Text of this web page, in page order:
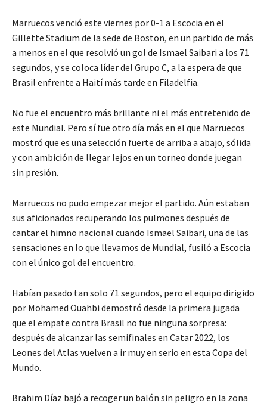
Marruecos venció este viernes por 0-1 a Escocia en el
Gillette Stadium de la sede de Boston, en un partido de más
a menos en el que resolvió un gol de Ismael Saibari a los 71
segundos, y se coloca líder del Grupo C, a la espera de que
Brasil enfrente a Haití más tarde en Filadelfia.
No fue el encuentro más brillante ni el más entretenido de
este Mundial. Pero sí fue otro día más en el que Marruecos
mostró que es una selección fuerte de arriba a abajo, sólida
y con ambición de llegar lejos en un torneo donde juegan
sin presión.
Marruecos no pudo empezar mejor el partido. Aún estaban
sus aficionados recuperando los pulmones después de
cantar el himno nacional cuando Ismael Saibari, una de las
sensaciones en lo que llevamos de Mundial, fusiló a Escocia
con el único gol del encuentro.
Habían pasado tan solo 71 segundos, pero el equipo dirigido
por Mohamed Ouahbi demostró desde la primera jugada
que el empate contra Brasil no fue ninguna sorpresa:
después de alcanzar las semifinales en Catar 2022, los
Leones del Atlas vuelven a ir muy en serio en esta Copa del
Mundo.
Brahim Díaz bajó a recoger un balón sin peligro en la zona